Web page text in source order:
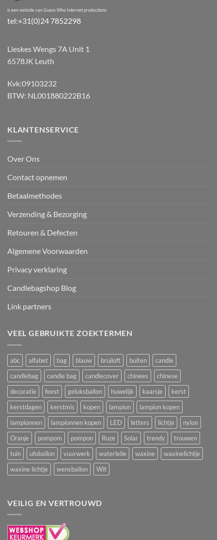
is een website van Guess Who Internet productions
tel:+31(0)24 7852298
Lieskes Wengs 7A Unit 1
6578JK Leuth
Kvk:09103232
BTW: NL001880222B16
KLANTENSERVICE
Over Ons
Contact opnemen
Betaalmethodes
Verzending & Bezorging
Retouren & Defecten
Algemene Voorwaarden
Privacy verklaring
Candlebagshop Blog
Link partners
VEEL GEBRUIKTE ZOEKTERMEN
abc alfabet bag blauw bruiloft buiten
candle
candlebag
candle bag candlecover chinees
chinese
decoratie
feest geluksballon huwelijk kaarsje
kerst
kerstdagen
kerstmis kopen lampion
lampion kopen
lampionnen
lampionnen kopen LED letters lichtje
nylon
Oranje
pompom pompon Roze Solar trendy
trouwen
tuin
ufoballon vuurwerk waterlelie waxine
waxinelichtje
waxine lichtje
wensballon Wit
VEILIG EN VERTROUWD